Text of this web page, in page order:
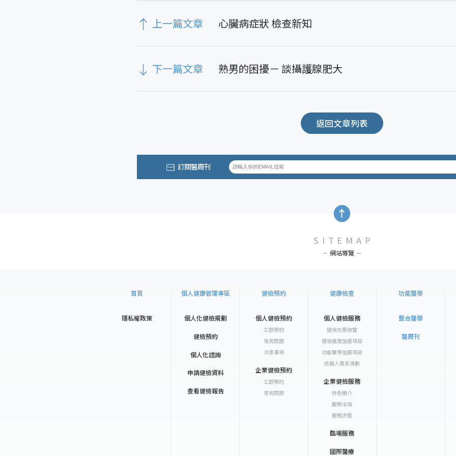
上一篇文章 心臟病症狀 檢查新知
下一篇文章 熟男的困擾－ 談攝護腺肥大
返回文章列表
訂閱醫周刊
SITEMAP
網站導覽
首頁
隱私權政策
個人健康管理專區
個人化健檢規劃
健檢預約
個人化諮詢
申請健檢資料
查看健檢報告
健檢預約
個人健檢預約
立即預約
常見問題
注意事項
企業健檢預約
立即預約
常見問題
健康檢查
個人健檢服務
健檢方案總覽
健檢進階加選項目
功能醫學加選項目
依個人需求規劃
企業健檢服務
特色簡介
服務洽詢
服務流程
臨場服務
國際醫療
功能醫學
整合醫學
醫周刊